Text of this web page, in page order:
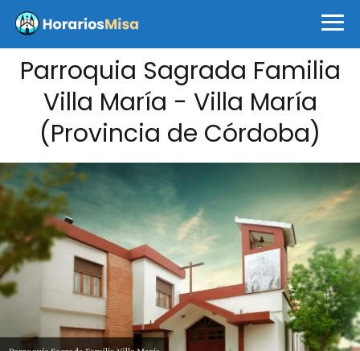
Parroquia Sagrada Familia
Villa María - Villa María
(Provincia de Córdoba)